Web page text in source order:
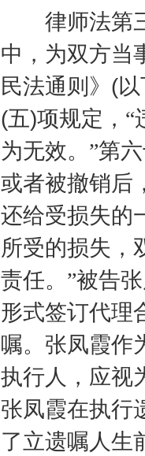
律师法第三
中，为双方当
民法通则》 (
(五)项规定，“
为无效。”第
或者被撤销后
还给受损失的
所受的损失，
责任。”被告
形式签订代理
嘱。张凤霞作
执行人，应视
张凤霞在执行
了立遗嘱人生